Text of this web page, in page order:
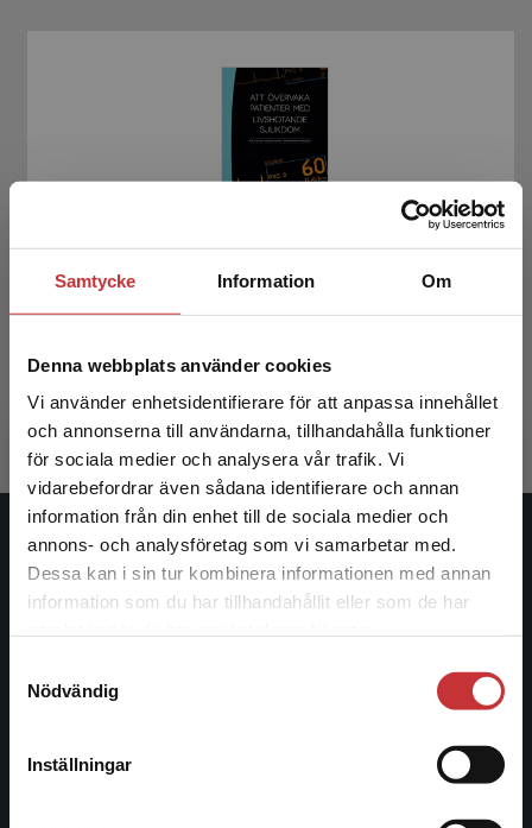
Samtycke Information Om
Denna webbplats använder cookies
Vi använder enhetsidentifierare för att anpassa innehållet
och annonserna till användarna, tillhandahålla funktioner
för sociala medier och analysera vår trafik. Vi
vidarebefordrar även sådana identifierare och annan
information från din enhet till de sociala medier och
annons- och analysföretag som vi samarbetar med.
Dessa kan i sin tur kombinera informationen med annan
information som du har tillhandahållit eller som de har
Nödvändig
Inställningar
Begränsad fraktregion
Det verkar som att du besöker
studentlitteratur.se via en enhet utanför Sverige.
Vi erbjuder inte leveranser utanför Sverige. För
att kunna slutföra ett köp måste
sjukdom
Exkl. moms: 386 kr
Studentlitteratur
Studentlitteratur grundades 1963 och är idag Sveriges
ledande utbildningsförlag. Med läromedel, kurslitteratur,
informationstjänster i utbudet, finns Studentlitteratur med